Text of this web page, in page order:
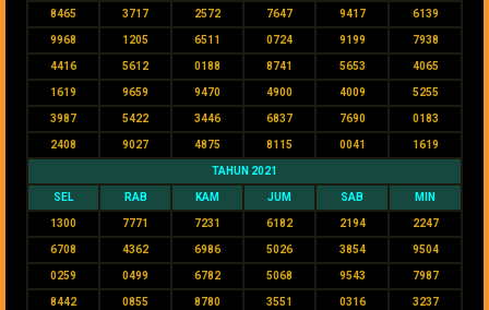
8465 3717 2572 7647 9417 6139
9968 1205 6511 0724 9199 7938
4416 5612 0188 8741 5653 4065
1619 9659 9470 4900 4009 5255
3987 5422 3446 6837 7690 0183
2408 9027 4875 8115 0041 1619
TAHUN 2021
SEL RAB KAM JUM SAB MIN
1300 7771 7231 6182 2194 2247
6708 4362 6986 5026 3854 9504
0259 0499 6782 5068 9543 7987
8442 0855 8780 3551 0316 3237